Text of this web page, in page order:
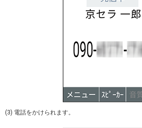
(3) 電話をかけられます。